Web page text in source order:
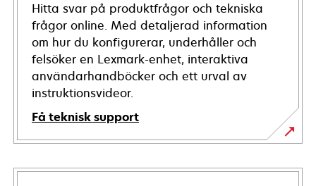
Hitta svar på produktfrågor och tekniska
frågor online. Med detaljerad information
om hur du konfigurerar, underhåller och
felsöker en Lexmark-enhet, interaktiva
användarhandböcker och ett urval av
instruktionsvideor.
Få teknisk support
opens
in